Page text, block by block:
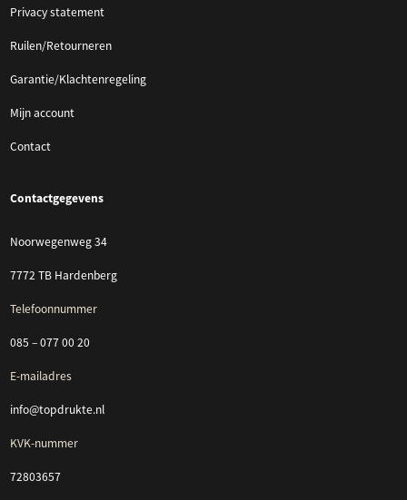
Privacy statement
Ruilen/Retourneren
Garantie/Klachtenregeling
Mijn account
Contact
Contactgegevens
Noorwegenweg 34
7772 TB Hardenberg
Telefoonnummer
085 – 077 00 20
E-mailadres
info@topdrukte.nl
KVK-nummer
72803657